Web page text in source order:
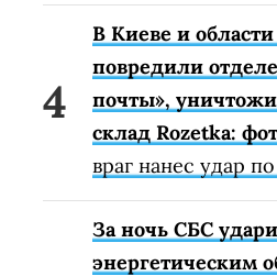
В Киеве и
повредили
почты»,
склад Rozetka:
враг нанес удар
За ночь СБС
энергетическим